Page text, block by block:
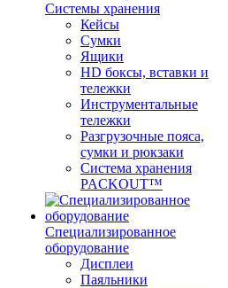
Системы хранения
Кейсы
Сумки
Ящики
HD боксы, вставки и
тележки
Инструментальные
тележки
Разгрузочные пояса,
сумки и рюкзаки
Система хранения
PACKOUT™
Специализированное
оборудование
Дисплеи
Паяльники